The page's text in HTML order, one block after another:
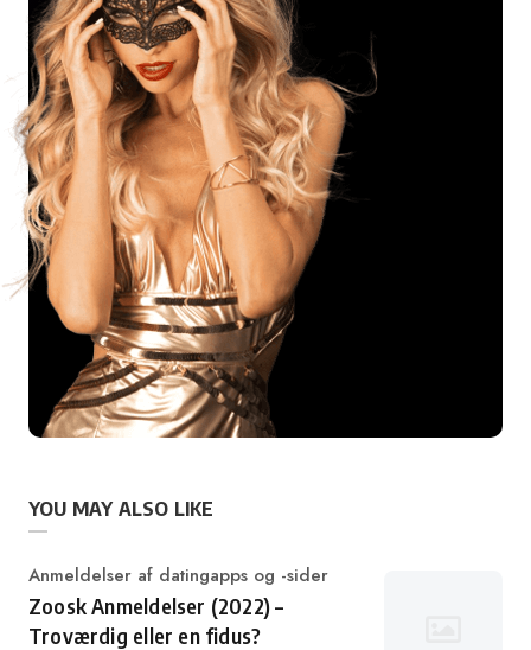
YOU MAY ALSO LIKE
Category
Anmeldelser af datingapps og -sider
Zoosk Anmeldelser (2022) –
Troværdig eller en fidus?